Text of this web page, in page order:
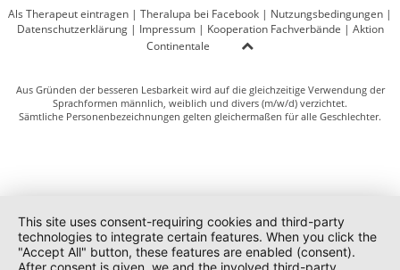
Als Therapeut eintragen | Theralupa bei Facebook | Nutzungsbedingungen |
Datenschutzerklärung| Impressum| Kooperation Fachverbände | Aktion
Continentale
Aus Gründen der besseren Lesbarkeit wird auf die gleichzeitige Verwendung der
Sprachformen männlich, weiblich und divers (m/w/d) verzichtet.
Sämtliche Personenbezeichnungen gelten gleichermaßen für alle Geschlechter.
This site uses consent-requiring cookies and third-party
technologies to integrate certain features. When you click the
"Accept All" button, these features are enabled (consent).
After consent is given, we and the involved third-party